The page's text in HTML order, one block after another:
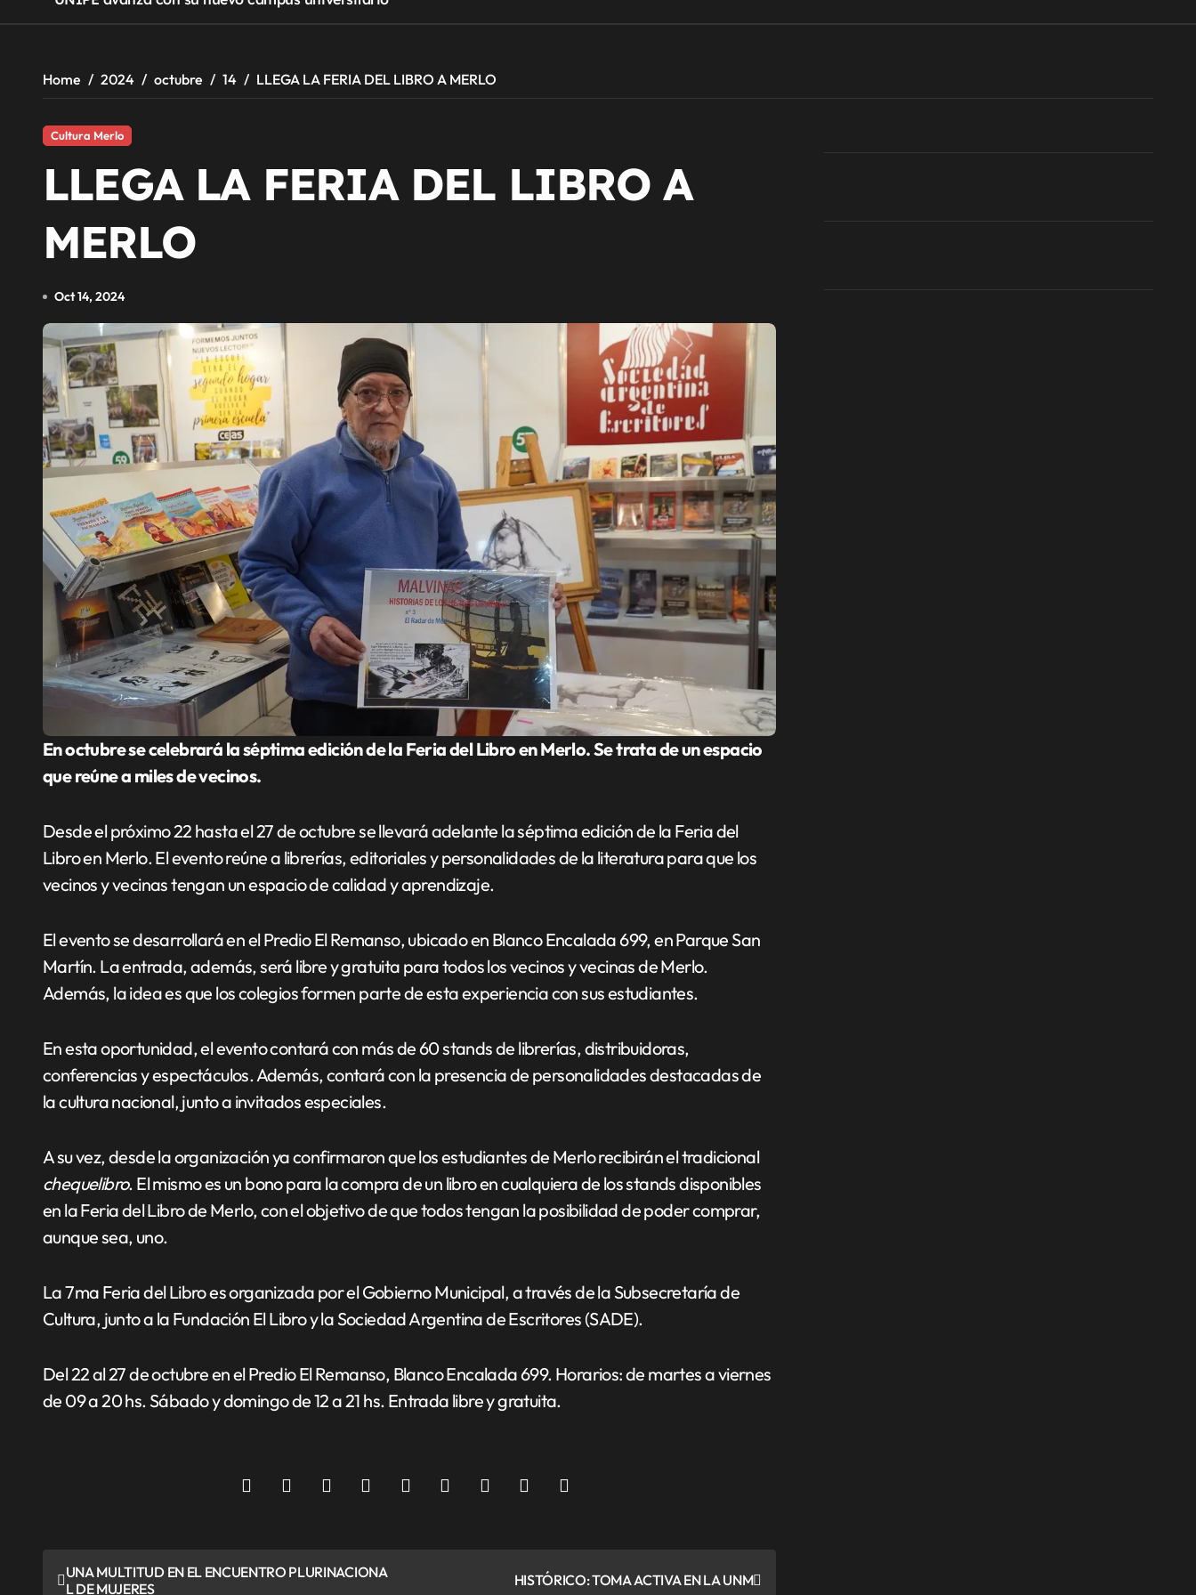
Home 2024 octubre 14 LLEGA LA FERIA DEL LIBRO A MERLO
Cultura Merlo
LLEGA LA FERIA DEL LIBRO A
MERLO
Oct 14, 2024
En octubre se celebrará la séptima edición de la Feria del Libro en Merlo. Se trata de un espacio
que reúne a miles de vecinos.
Desde el próximo 22 hasta el 27 de octubre se llevará adelante la séptima edición de la Feria del
Libro en Merlo. El evento reúne a librerías, editoriales y personalidades de la literatura para que los
vecinos y vecinas tengan un espacio de calidad y aprendizaje.
El evento se desarrollará en el Predio El Remanso, ubicado en Blanco Encalada 699, en Parque San
Martín. La entrada, además, será libre y gratuita para todos los vecinos y vecinas de Merlo.
Además, la idea es que los colegios formen parte de esta experiencia con sus estudiantes.
En esta oportunidad, el evento contará con más de 60 stands de librerías, distribuidoras,
conferencias y espectáculos. Además, contará con la presencia de personalidades destacadas de
la cultura nacional, junto a invitados especiales.
A su vez, desde la organización ya confirmaron que los estudiantes de Merlo recibirán el tradicional
chequelibro. El mismo es un bono para la compra de un libro en cualquiera de los stands disponibles
en la Feria del Libro de Merlo, con el objetivo de que todos tengan la posibilidad de poder comprar,
aunque sea, uno.
La 7ma Feria del Libro es organizada por el Gobierno Municipal, a través de la Subsecretaría de
Cultura, junto a la Fundación El Libro y la Sociedad Argentina de Escritores (SADE).
Del 22 al 27 de octubre en el Predio El Remanso, Blanco Encalada 699. Horarios: de martes a viernes
de 09 a 20 hs. Sábado y domingo de 12 a 21 hs. Entrada libre y gratuita.
NUNA MULTITUD EN EL ENCUENTRO PLURINACIONA
L DE MUJERES
HISTÓRICO: TOMA ACTIVA EN LA UNM